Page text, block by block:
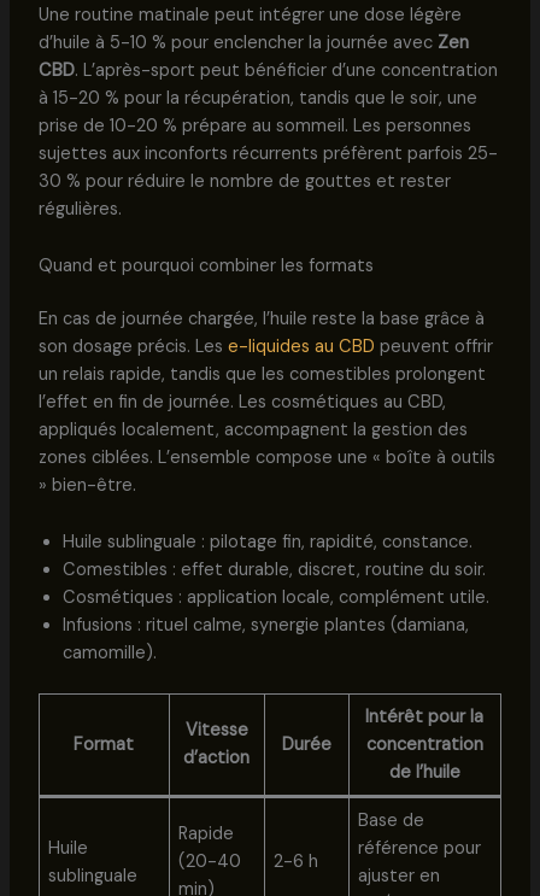
Une routine matinale peut intégrer une dose légère
d’huile à 5-10 % pour enclencher la journée avec Zen
CBD. L’après-sport peut bénéficier d’une concentration
à 15-20 % pour la récupération, tandis que le soir, une
prise de 10-20 % prépare au sommeil. Les personnes
sujettes aux inconforts récurrents préfèrent parfois 25-
30 % pour réduire le nombre de gouttes et rester
régulières.
Quand et pourquoi combiner les formats
En cas de journée chargée, l’huile reste la base grâce à
son dosage précis. Les e-liquides au CBD peuvent offrir
un relais rapide, tandis que les comestibles prolongent
l’effet en fin de journée. Les cosmétiques au CBD,
appliqués localement, accompagnent la gestion des
zones ciblées. L’ensemble compose une « boîte à outils
» bien-être.
Huile sublinguale : pilotage fin, rapidité, constance.
Comestibles : effet durable, discret, routine du soir.
Cosmétiques : application locale, complément utile.
Infusions : rituel calme, synergie plantes (damiana,
camomille).
Format
Vitesse
d’action
Durée
Intérêt pour la
concentration
de l’huile
Huile
sublinguale
Rapide
(20-40
min)
2-6 h
Base de
référence pour
ajuster en